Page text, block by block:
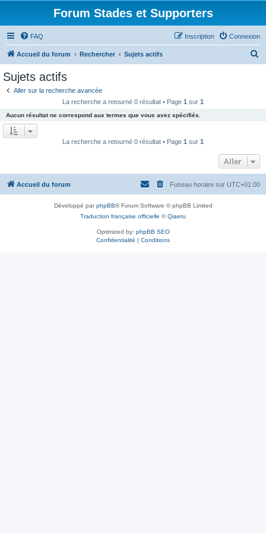
Forum Stades et Supporters
FAQ Connexion
Inscription
Accueil du forum Rechercher Sujets actifs
e
r
Sujets actifs
Aller sur la recherche avancée
La recherche a retourné 0 résultat • Page 1 sur 1
Aucun résultat ne correspond aux termes que vous avez spécifiés.
La recherche a retourné 0 résultat • Page 1 sur 1
Aller
Accueil du forum Fuseau horaire sur UTC+01:00
Développé parphpBB® Forum Software © phpBB Limited
Traduction française officielle ©Qiaeru
Optimized by: phpBB SEO
Confidentialité | Conditions